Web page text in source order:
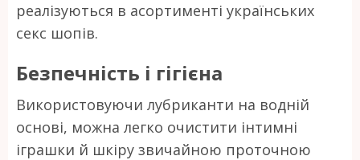
реалізуються в асортименті українських
секс шопів.
Безпечність і гігієна
Використовуючи лубриканти на водній
основі, можна легко очистити інтимні
іграшки й шкіру звичайною проточною